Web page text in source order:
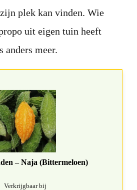
plek kan vinden. Wie
uit eigen tuin heeft
anders meer.
– Naja (Bittermeloen)
Verkrijgbaar bij